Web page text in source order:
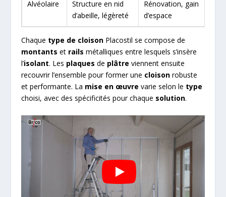
Alvéolaire
Structure en nid
d’abeille, légèreté
Rénovation, gain
d’espace
Chaque type de cloison Placostil se compose de
montants et rails métalliques entre lesquels s’insère
l’isolant. Les plaques de plâtre viennent ensuite
recouvrir l’ensemble pour former une cloison robuste
et performante. La mise en œuvre varie selon le type
choisi, avec des spécificités pour chaque solution.